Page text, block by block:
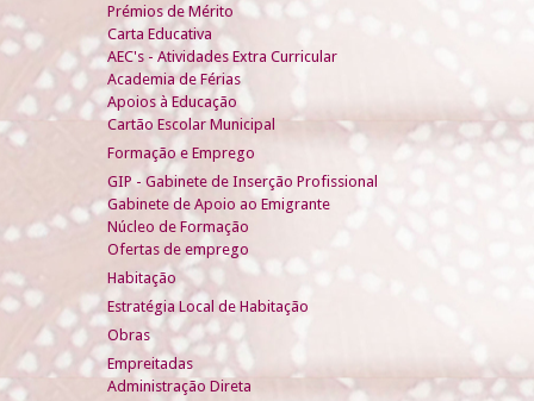
Prémios de Mérito
Carta Educativa
AEC's - Atividades Extra Curricular
Academia de Férias
Apoios à Educação
Cartão Escolar Municipal
Formação e Emprego
GIP - Gabinete de Inserção Profissional
Gabinete de Apoio ao Emigrante
Núcleo de Formação
Ofertas de emprego
Habitação
Estratégia Local de Habitação
Obras
Empreitadas
Administração Direta